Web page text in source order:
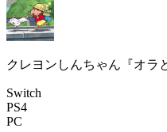
クレヨンしんちゃん『オラ
Switch
PS4
PC